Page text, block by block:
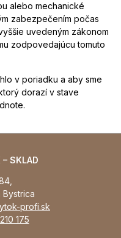
alebo mechanické
zabezpečením počas
uvedeným zákonom
zodpovedajúcu tomuto
v poriadku a aby sme
dorazí v stave
– SKLAD
Bystrica
profi.sk
175